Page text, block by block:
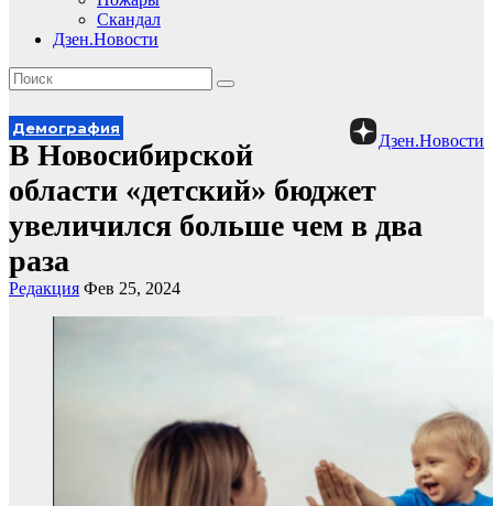
Скандал
Дзен.Новости
Дзен.Новости
Демография
В Новосибирской
области «детский» бюджет
увеличился больше чем в два
раза
Редакция Фев 25, 2024